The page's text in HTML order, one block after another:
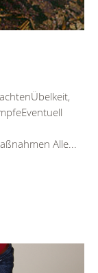
Alle...